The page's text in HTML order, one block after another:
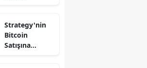
Strategy'nin
Bitcoin
Satışına